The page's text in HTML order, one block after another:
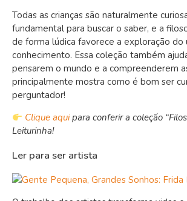
Todas as crianças são naturalmente
fundamental para buscar o saber, e a
de forma lúdica favorece a exploração do
conhecimento. Essa coleção também
pensarem o mundo e a compreenderem
principalmente mostra como é bom ser
perguntador!
Clique aquipara conferir a coleção
Leiturinha!
Ler para ser artista